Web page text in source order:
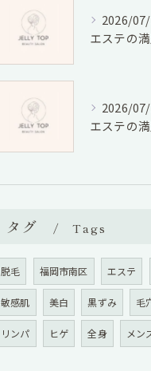
2026/
2026/
タグ Tags
脱毛 福岡市南区 エステ
敏感肌 美白 黒ずみ 毛
リンパ ヒゲ 全身 メン